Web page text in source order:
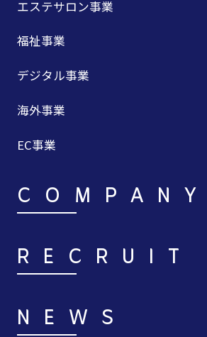
エステサロン事業
福祉事業
デジタル事業
海外事業
EC事業
COMPANY
RECRUIT
NEWS